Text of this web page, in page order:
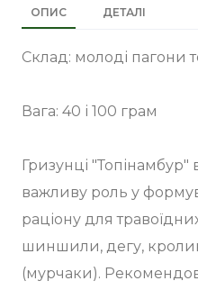
ОПИС ДЕТАЛІ
Склад: молоді пагони
Вага: 40 і 100 грам
Гризунці "Топінамбур"
важливу роль у
раціону для
шиншили, дегу,
(мурчаки).